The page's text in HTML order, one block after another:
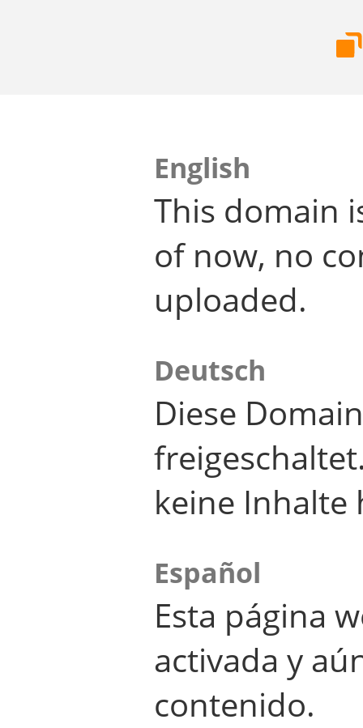
English
This domain
of now, no
uploaded.
Deutsch
Diese
keine Inhalte
Español
Esta página
activada y
contenido.